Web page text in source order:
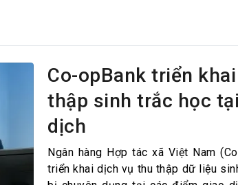
hàng
Co-opBank triển
thập sinh trắc học
dịch
Ngân hàng Hợp tác xã Việt Nam
triển khai dịch vụ thu thập dữ liệu